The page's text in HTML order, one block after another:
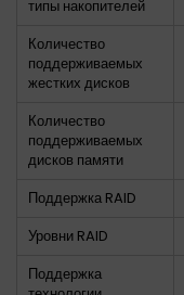
типы накопителей
Количество
поддерживаемых
жестких дисков
Количество
поддерживаемых
дисков памяти
Поддержка RAID
Уровни RAID
Поддержка